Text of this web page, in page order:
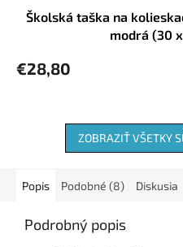
Školská taška na
modrá (30
€28,80
ZOBRAZIŤ VŠETKY
Popis Podobné (8) Diskusia
Podrobný popis